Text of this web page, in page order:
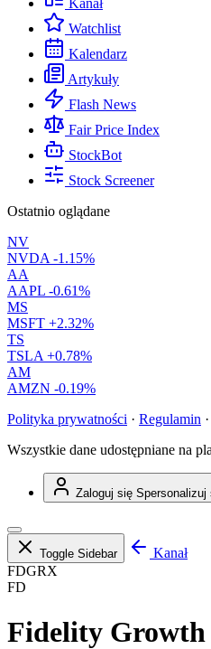
Kanał
Watchlist
Kalendarz
Artykuły
Flash News
Fair Price Index
StockBot
Stock Screener
Ostatnio oglądane
NV
NVDA -1.15%
AA
AAPL -0.61%
MS
MSFT +2.32%
TS
TSLA +0.78%
AM
AMZN -0.19%
Polityka prywatności · Regulamin ·
Wszystkie dane udostępniane na
Zaloguj się Spersonalizuj
Toggle Sidebar
Kanał
FDGRX
FD
Fidelity Growth